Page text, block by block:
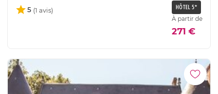
5 HÔTEL 5*
À partir de
271 €